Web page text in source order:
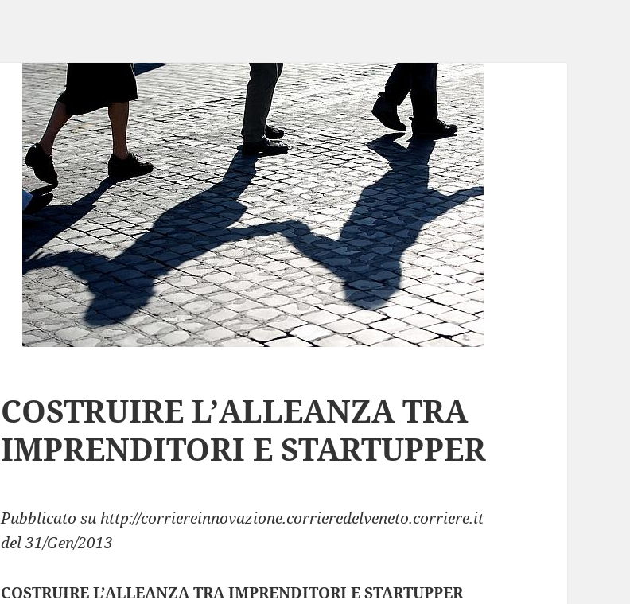
COSTRUIRE L’ALLEANZA TRA
IMPRENDITORI E STARTUPPER
Pubblicato su http://corriereinnovazione.corrieredelveneto.corriere.it
del 31/Gen/2013
COSTRUIRE L’ALLEANZA TRA IMPRENDITORI E STARTUPPER